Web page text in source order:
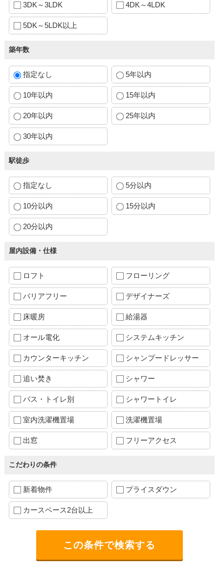
3DK～3LDK 4DK～4LDK
5DK～5LDK以上
築年数
指定なし 5年以内
10年以内 15年以内
20年以内 25年以内
30年以内
駅徒歩
指定なし 5分以内
10分以内 15分以内
20分以内
屋内設備・仕様
ロフト フローリング
バリアフリー デザイナーズ
床暖房 給湯器
オール電化 システムキッチン
カウンターキッチン シャンプードレッサー
追い焚き シャワー
バス・トイレ別 シャワートイレ
室内洗濯機置場 洗濯機置場
出窓 フリーアクセス
こだわりの条件
新着物件 プライスダウン
カースペース2台以上